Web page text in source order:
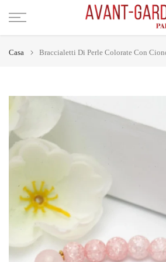
Vai
Casa Braccialetti Di Perle Colorate Con